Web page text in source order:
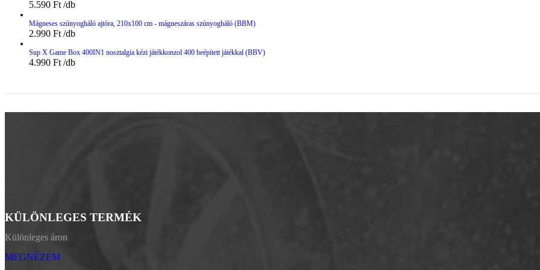
5.590 Ft
Mágneses szúnyogháló ajtóra, 210x100 cm - mágneszáras szúnyogháló (BBM)
2.990 Ft
Sup X Game Box 400IN1 nosztalgia kézi játékkonzol 400 beépített játékkal (BBV)
4.990 Ft
KÜLÖNLEGES TERMÉK
Különleges áron
MEGNÉZEM